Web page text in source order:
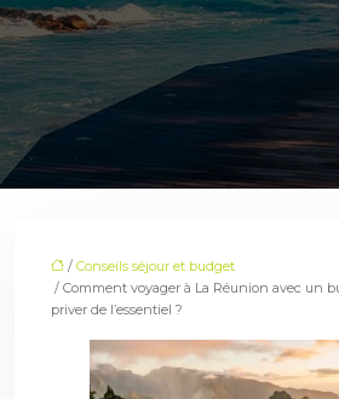
/ Conseils séjour et budget
/ Comment voyager à La Réunion avec un
priver de l’essentiel ?